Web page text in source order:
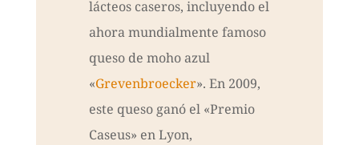
lácteos caseros, incluyendo el
ahora mundialmente famoso
queso de moho azul
«Grevenbroecker». En 2009,
este queso ganó el «Premio
Caseus» en Lyon,